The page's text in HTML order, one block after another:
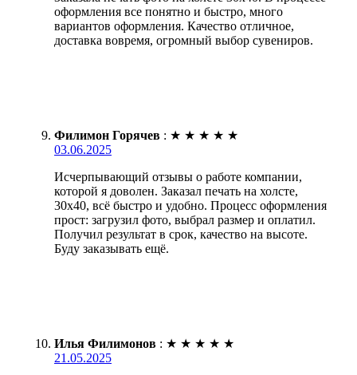
оформления все понятно и быстро, много
вариантов оформления. Качество отличное,
доставка вовремя, огромный выбор сувениров.
Филимон Горячев : ★ ★ ★ ★ ★
03.06.2025
Исчерпывающий отзывы о работе компании,
которой я доволен. Заказал печать на холсте,
30х40, всё быстро и удобно. Процесс оформления
прост: загрузил фото, выбрал размер и оплатил.
Получил результат в срок, качество на высоте.
Буду заказывать ещё.
Илья Филимонов : ★ ★ ★ ★ ★
21.05.2025